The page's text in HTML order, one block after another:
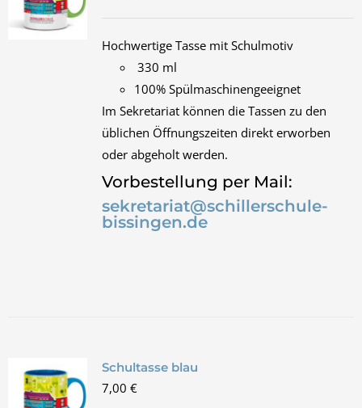
Hochwertige Tasse mit Schulmotiv
330 ml
100% Spülmaschinengeeignet
Im Sekretariat können die Tassen zu den
üblichen Öffnungszeiten direkt erworben
oder abgeholt werden.
Vorbestellung per Mail:
sekretariat@schillerschule-
bissingen.de
Schultasse blau
7,00 €